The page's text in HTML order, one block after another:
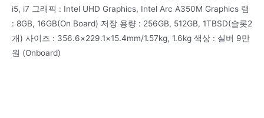
i5, i7 그래픽 : Intel UHD Graphics, Intel Arc A350M Graphics 램
: 8GB, 16GB(On Board) 저장 용량 : 256GB, 512GB, 1TBSD(슬롯2
개) 사이즈 : 356.6×229.1×15.4mm/1.57kg, 1.6kg 색상 : 실버 9만
원 (Onboard)